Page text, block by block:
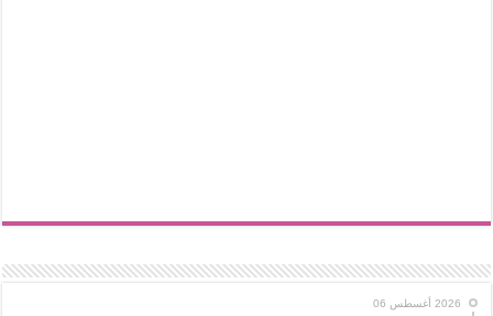
2026 أغسطس 06